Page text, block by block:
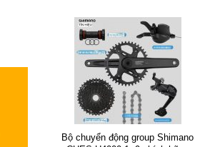
Bộ chuyển động group Shimano